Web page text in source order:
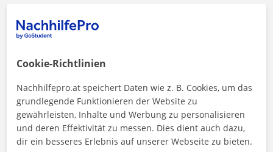
Buchhaltung und Rechnungswesen
<4 Stunden
Cookie-Richtlinien
Nachhilfepro.at speichert Daten wie z. B. Cookies, um das
grundlegende Funktionieren der Website zu
gewährleisten, Inhalte und Werbung zu personalisieren
und deren Effektivität zu messen. Dies dient auch dazu,
dir ein besseres Erlebnis auf unserer Webseite zu bieten.